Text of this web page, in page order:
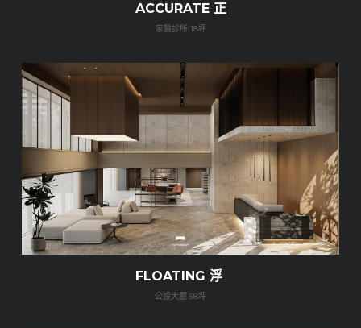
ACCURATE 正
家醫診所 18坪
FLOATING 浮
公設大廳 58坪